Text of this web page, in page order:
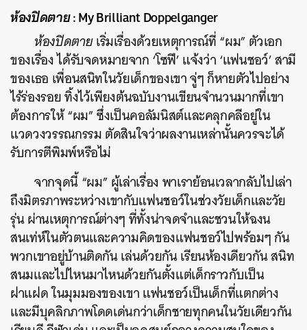
ห้องปิดตาย: My Brilliant Doppelganger
ห้องปิดตายเริ่มเรื่องด้วยเหตุการณ์ที่ “ผม” ตัวเอก
ของเรื่อง ได้รับจดหมายจาก ‘โซฟี’ แจ้งว่า ‘แฟนชอว์’ สามี
ของเธอ เพื่อนสนิทในวัยเด็กของเขา จู่ๆ ก็หายตัวไปอย่าง
ไร้ร่องรอย ทิ้งไว้เพียงต้นฉบับงานเขียนจำนวนมากที่เขา
ต้องการให้ “ผม” ซึ่งเป็นคอลัมนิสต์และคลุกคลีอยู่ใน
แวดวงวรรณกรรม ตัดสินใจว่าผลงานเหล่านั้นควรจะได้
รับการตีพิมพ์หรือไม่
จากจุดนี้ “ผม” ผู้เล่าเรื่อง พาเราย้อนเวลากลับไปเล่า
ถึงมิตรภาพระหว่างเขากับแฟนชอว์ในช่วงวัยเด็กและวัย
รุ่น ผ่านเหตุการณ์ต่างๆ ที่ทั้งน่าจดจำและชวนให้ฉงน
สนเท่ห์ในตัวตนและความคิดของแฟนชอว์ไปพร้อมๆ กัน
พวกเขาอยู่บ้านติดกัน เล่นด้วยกัน เรียนห้องเดียวกัน สนิท
สนมและไปไหนมาไหนด้วยกันตั้งแต่เด็กราวกับเป็น
ฝาแฝด ในมุมมองของเขา แฟนชอว์เป็นเด็กที่แตกต่าง
และมีบุคลิกภาพโดดเด่นกว่าเด็กชายทุกคนในวัยเดียวกัน